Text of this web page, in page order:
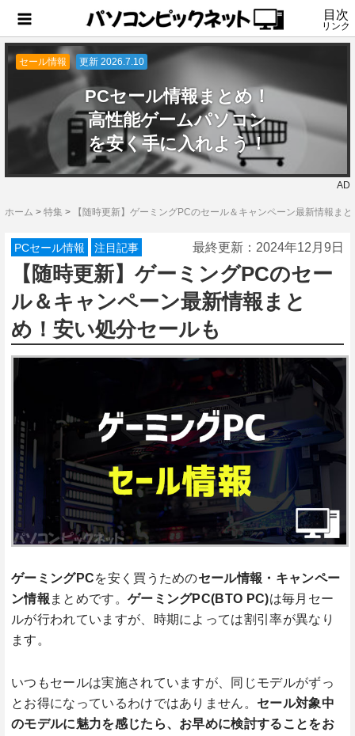
目次
リンク
セール情報 更新 2026.7.10
PCセール情報まとめ！
高性能ゲームパソコン
を安く手に入れよう！
AD
ホーム > 特集 > 【随時更新】ゲーミングPCのセール＆キャンペーン最新情報ま
PCセール情報 注目記事 最終更新： 2024年12月9日
【随時更新】ゲーミングPCのセー
ル＆キャンペーン最新情報まと
め！安い処分セールも
ゲーミングPCを安く買うためのセール情報・キャンペー
ン情報 まとめです。 ゲーミングPC(BTO PC)は毎月セー
ルが行われていますが、時期によっては割引率が異なり
ます。
いつもセールは実施されていますが、同じモデルがずっ
とお得になっているわけではありません。 セール対象中
のモデルに魅力を感じたら、お早めに検討することをお